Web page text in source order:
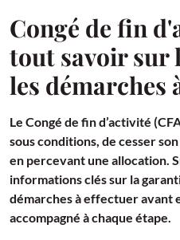
Congé de fin
tout savoir sur
les démarches
Le Congé de fin d’activité
sous conditions, de cesser
en percevant une allocation.
informations clés sur la
démarches à effectuer avant
accompagné à chaque étape.